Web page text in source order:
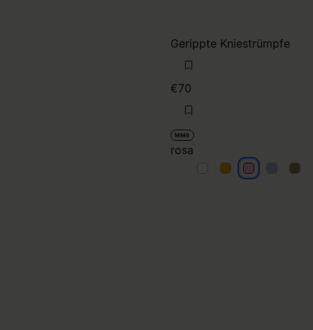
Gerippte Kniestrümpfe
€70
MM6
rosa
rosa rosa rosa